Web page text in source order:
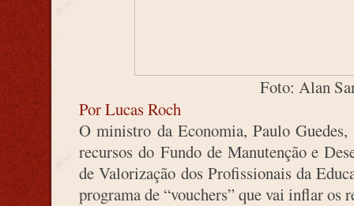
Foto: Alan
Por Lucas Roch
O ministro da Economia, Paulo
recursos do Fundo de Manutenção e
de Valorização dos Profissionais da
programa de “vouchers” que vai inflar os